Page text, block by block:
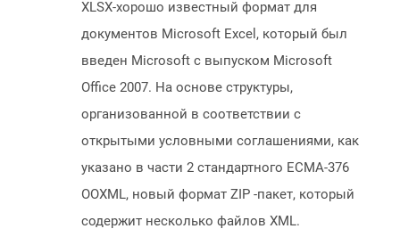
XLSX-хорошо известный формат для
документов Microsoft Excel, который был
введен Microsoft с выпуском Microsoft
Office 2007. На основе структуры,
организованной в соответствии с
открытыми условными соглашениями, как
указано в части 2 стандартного ECMA-376
OOXML, новый формат ZIP -пакет, который
содержит несколько файлов XML.